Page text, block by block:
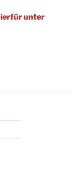
unter